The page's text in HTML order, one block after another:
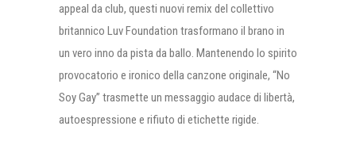
appeal da club, questi nuovi remix del collettivo
britannico Luv Foundation trasformano il brano in
un vero inno da pista da ballo. Mantenendo lo spirito
provocatorio e ironico della canzone originale, “No
Soy Gay” trasmette un messaggio audace di libertà,
autoespressione e rifiuto di etichette rigide.